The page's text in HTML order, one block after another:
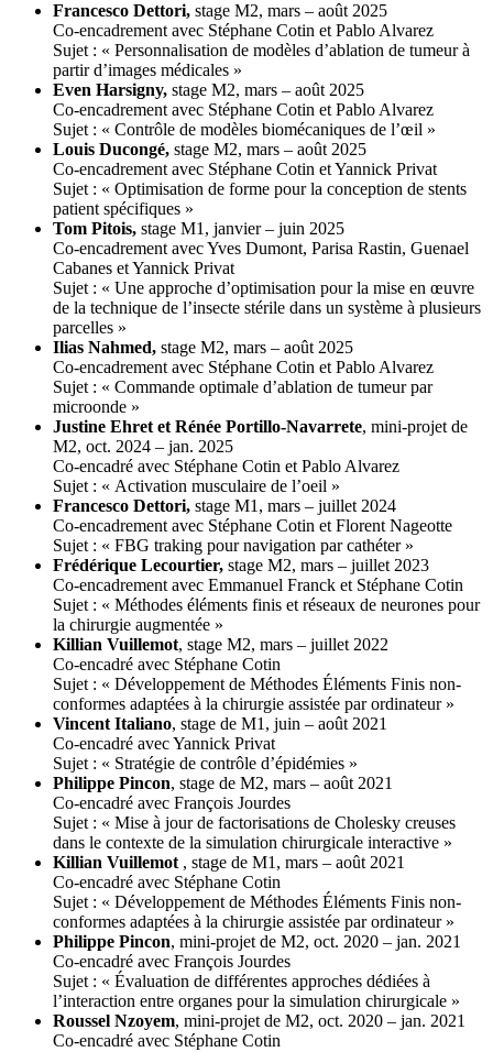
Francesco Dettori, stage M2, mars – août 2025
Co-encadrement avec Stéphane Cotin et Pablo Alvarez
Sujet : « Personnalisation de modèles d’ablation de tumeur à
partir d’images médicales »
Even Harsigny, stage M2, mars – août 2025
Co-encadrement avec Stéphane Cotin et Pablo Alvarez
Sujet : « Contrôle de modèles biomécaniques de l’œil »
Louis Ducongé, stage M2, mars – août 2025
Co-encadrement avec Stéphane Cotin et Yannick Privat
Sujet : « Optimisation de forme pour la conception de stents
patient spécifiques »
Tom Pitois, stage M1, janvier – juin 2025
Co-encadrement avec Yves Dumont, Parisa Rastin, Guenael
Cabanes et Yannick Privat
Sujet : « Une approche d’optimisation pour la mise en œuvre
de la technique de l’insecte stérile dans un système à plusieurs
parcelles »
Ilias Nahmed, stage M2, mars – août 2025
Co-encadrement avec Stéphane Cotin et Pablo Alvarez
Sujet : « Commande optimale d’ablation de tumeur par
microonde »
Justine Ehret et Rénée Portillo-Navarrete, mini-projet de
M2, oct. 2024 – jan. 2025
Co-encadré avec Stéphane Cotin et Pablo Alvarez
Sujet : « Activation musculaire de l’oeil »
Francesco Dettori, stage M1, mars – juillet 2024
Co-encadrement avec Stéphane Cotin et Florent Nageotte
Sujet : « FBG traking pour navigation par cathéter »
Frédérique Lecourtier, stage M2, mars – juillet 2023
Co-encadrement avec Emmanuel Franck et Stéphane Cotin
Sujet : « Méthodes éléments finis et réseaux de neurones pour
la chirurgie augmentée »
Killian Vuillemot, stage M2, mars – juillet 2022
Co-encadré avec Stéphane Cotin
Sujet : « Développement de Méthodes Éléments Finis non-
conformes adaptées à la chirurgie assistée par ordinateur »
Vincent Italiano, stage de M1, juin – août 2021
Co-encadré avec Yannick Privat
Sujet : « Stratégie de contrôle d’épidémies »
Philippe Pincon, stage de M2, mars – août 2021
Co-encadré avec François Jourdes
Sujet : « Mise à jour de factorisations de Cholesky creuses
dans le contexte de la simulation chirurgicale interactive »
Killian Vuillemot , stage de M1, mars – août 2021
Co-encadré avec Stéphane Cotin
Sujet : « Développement de Méthodes Éléments Finis non-
conformes adaptées à la chirurgie assistée par ordinateur »
Philippe Pincon, mini-projet de M2, oct. 2020 – jan. 2021
Co-encadré avec François Jourdes
Sujet : « Évaluation de différentes approches dédiées à
l’interaction entre organes pour la simulation chirurgicale »
Roussel Nzoyem, mini-projet de M2, oct. 2020 – jan. 2021
Co-encadré avec Stéphane Cotin